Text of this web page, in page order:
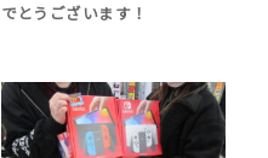
でとうございます！